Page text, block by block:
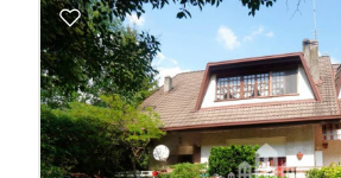
Commerciali
Industriali